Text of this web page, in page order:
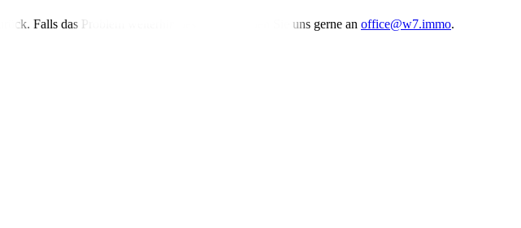
Falls das Problem weiterhin besteht, schreiben Sie uns gerne an office@w7.immo.